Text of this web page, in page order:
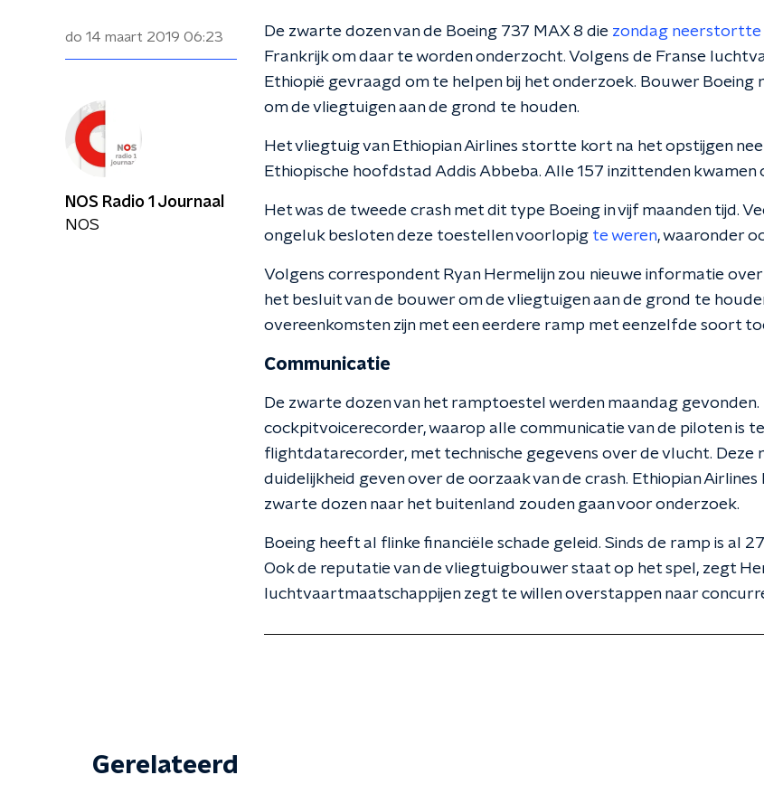
do 14 maart 2019 06:23 De zwarte dozen van de Boeing 737 MAX 8 die zondag neerstortte
Frankrijk om daar te worden onderzocht. Volgens de Franse
Ethiopië gevraagd om te helpen bij het onderzoek. Bouwer Boeing
om de vliegtuigen aan de grond te houden.
Het vliegtuig van Ethiopian Airlines stortte kort na het opstijgen
Ethiopische hoofdstad Addis Abbeba. Alle 157 inzittenden kwamen
Het was de tweede crash met dit type Boeing in vijf maanden tijd.
ongeluk besloten deze toestellen voorlopig te weren, waaronder
Volgens correspondent Ryan Hermelijn zou nieuwe informatie
het besluit van de bouwer om de vliegtuigen aan de grond te
overeenkomsten zijn met een eerdere ramp met eenzelfde soort
Communicatie
De zwarte dozen van het ramptoestel werden maandag
cockpitvoicerecorder, waarop alle communicatie van de piloten is
flightdatarecorder, met technische gegevens over de vlucht. Deze
duidelijkheid geven over de oorzaak van de crash. Ethiopian
zwarte dozen naar het buitenland zouden gaan voor onderzoek.
Boeing heeft al flinke financiële schade geleid. Sinds de ramp is al
Ook de reputatie van de vliegtuigbouwer staat op het spel, zegt
luchtvaartmaatschappijen zegt te willen overstappen naar
NOS Radio 1 Journaal
NOS
Gerelateerd